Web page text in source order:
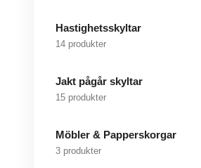
Hastighetsskyltar
14 produkter
Jakt pågår skyltar
15 produkter
Möbler & Papperskorgar
3 produkter